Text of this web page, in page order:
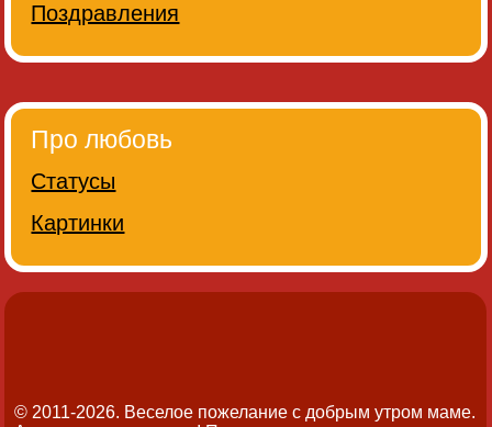
Поздравления
Про любовь
Статусы
Картинки
© 2011-2026. Веселое пожелание с добрым утром маме.